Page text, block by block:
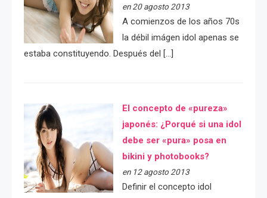
en 20 agosto 2013
A comienzos de los años 70s
la débil imágen idol apenas se
estaba constituyendo. Después del […]
El concepto de «pureza»
japonés: ¿Porqué si una idol
debe ser «pura» posa en
bikini y photobooks?
en 12 agosto 2013
Definir el concepto idol